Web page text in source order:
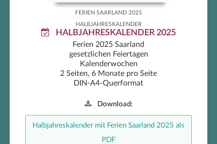
FERIEN SAARLAND 2025
HALBJAHRESKALENDER
HALBJAHRESKALENDER 2025
Ferien 2025 Saarland
gesetzlichen Feiertagen
Kalenderwochen
2 Seiten, 6 Monate pro Seite
DIN-A4-Querformat
Download:
Halbjahreskalender mit Ferien Saarland 2025 als
PDF